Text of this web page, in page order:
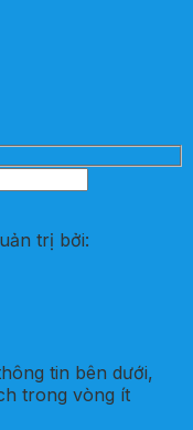
trị bởi:
tin bên dưới,
trong vòng ít